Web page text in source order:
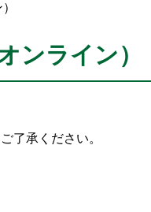
ンライン）
了承ください。